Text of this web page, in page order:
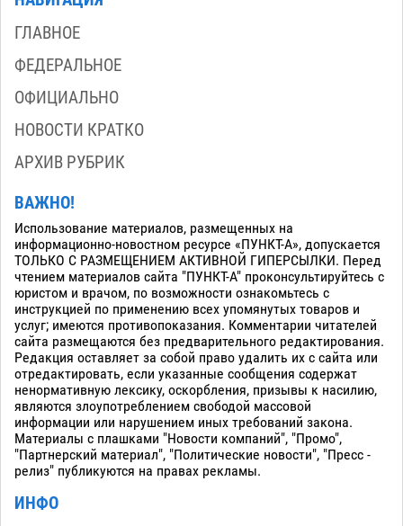
ГЛАВНОЕ
ФЕДЕРАЛЬНОЕ
ОФИЦИАЛЬНО
НОВОСТИ КРАТКО
АРХИВ РУБРИК
ВАЖНО!
Использование материалов, размещенных на
информационно-новостном ресурсе «ПУНКТ-А», допускается
ТОЛЬКО С РАЗМЕЩЕНИЕМ АКТИВНОЙ ГИПЕРСЫЛКИ. Перед
чтением материалов сайта "ПУНКТ-А" проконсультируйтесь с
юристом и врачом, по возможности ознакомьтесь с
инструкцией по применению всех упомянутых товаров и
услуг; имеются противопоказания. Комментарии читателей
сайта размещаются без предварительного редактирования.
Редакция оставляет за собой право удалить их с сайта или
отредактировать, если указанные сообщения содержат
ненормативную лексику, оскорбления, призывы к насилию,
являются злоупотреблением свободой массовой
информации или нарушением иных требований закона.
Материалы с плашками "Новости компаний", "Промо",
"Партнерский материал", "Политические новости", "Пресс -
релиз" публикуются на правах рекламы.
ИНФО